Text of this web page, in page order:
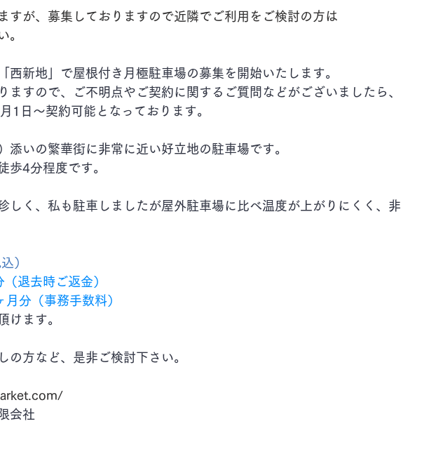
すが、募集しておりますので近隣でご利用をご検討の方は
。
西新地」で屋根付き月極駐車場の募集を開始いたします。
ますので、ご不明点やご契約に関するご質問などがございましたら、
1日～契約可能となっております。
添いの繁華街に非常に近い好立地の駐車場です。
歩4分程度です。
しく、私も駐車しましたが屋外駐車場に比べ温度が上がりにくく、非
）
退去時ご返金）
分（事務手数料）
けます。
の方など、是非ご検討下さい。
会社